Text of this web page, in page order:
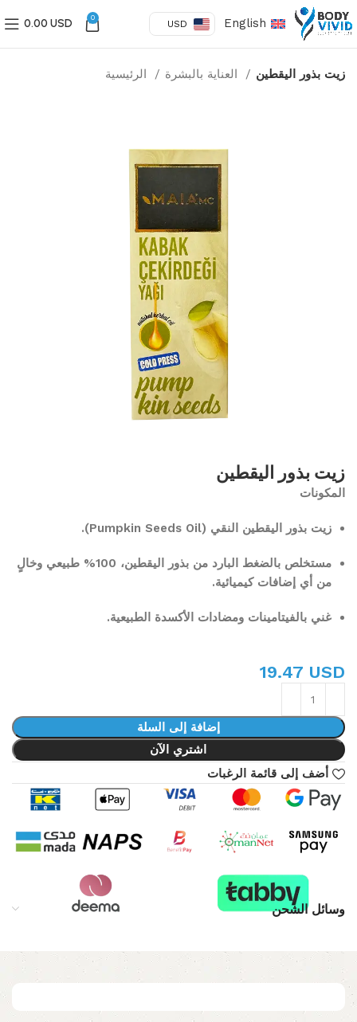
English
USD
0
0.00 USD
زيت بذور اليقطين
زيت بذور اليقطين
المكونات
زيت بذور اليقطين النقي (Pumpkin Seeds Oil).
مستخلص بالضغط البارد من بذور اليقطين، 100% طبيعي وخالٍ
من أي إضافات كيميائية.
غني بالفيتامينات ومضادات الأكسدة الطبيعية.
19.47 USD
إضافة إلى السلة
اشتري الآن
أضف إلى قائمة الرغبات
وسائل الشحن